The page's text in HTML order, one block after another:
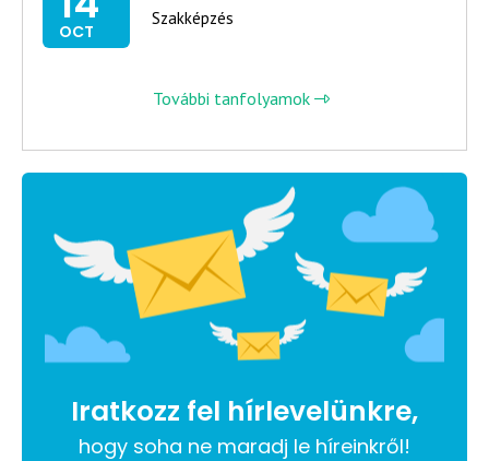
OCT
Szakképzés
További tanfolyamok
Iratkozz fel hírlevelünkre,
hogy soha ne maradj le híreinkről!